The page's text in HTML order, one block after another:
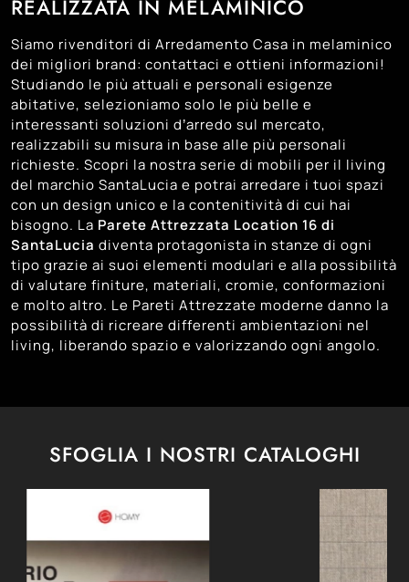
REALIZZATA IN MELAMINICO
Siamo rivenditori di Arredamento Casa in melaminico
dei migliori brand: contattaci e ottieni informazioni!
Studiando le più attuali e personali esigenze
abitative, selezioniamo solo le più belle e
interessanti soluzioni d’arredo sul mercato,
realizzabili su misura in base alle più personali
richieste. Scopri la nostra serie di mobili per il living
del marchio SantaLucia e potrai arredare i tuoi spazi
con un design unico e la contenitività di cui hai
bisogno. La Parete Attrezzata Location 16 di
SantaLucia diventa protagonista in stanze di ogni
tipo grazie ai suoi elementi modulari e alla possibilità
di valutare finiture, materiali, cromie, conformazioni
e molto altro. Le Pareti Attrezzate moderne danno la
possibilità di ricreare differenti ambientazioni nel
living, liberando spazio e valorizzando ogni angolo.
SFOGLIA I NOSTRI CATALOGHI